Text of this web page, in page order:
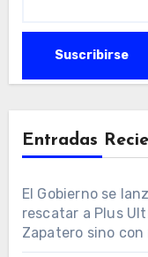
Entradas
El Gobierno se
rescatar a Plus
Zapatero sino